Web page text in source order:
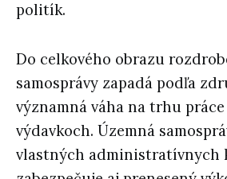
politík.
Do celkového obrazu
samosprávy zapadá podľa
významná váha na trhu
výdavkoch. Územná
vlastných administratívnych